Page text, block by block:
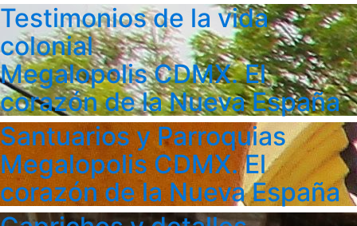
Testimonios de la vida
colonial
Megalopolis CDMX. El
corazón de la Nueva España
Santuarios y Parroquias
Megalopolis CDMX. El
corazón de la Nueva España